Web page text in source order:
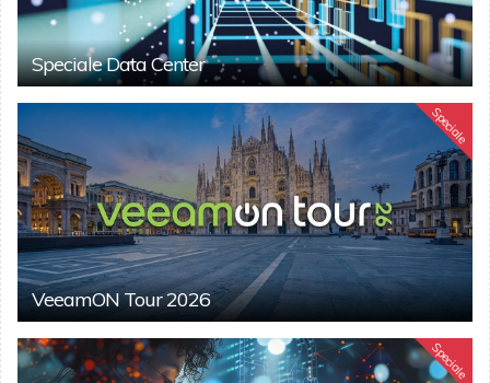
Speciale Data Center
Speciale
VeeamON Tour 2026
Speciale